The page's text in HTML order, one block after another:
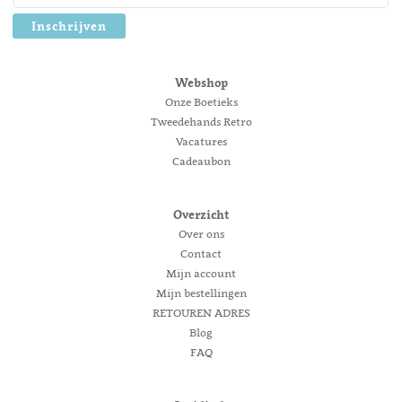
Inschrijven
Webshop
Onze Boetieks
Tweedehands Retro
Vacatures
Cadeaubon
Overzicht
Over ons
Contact
Mijn account
Mijn bestellingen
RETOUREN ADRES
Blog
FAQ